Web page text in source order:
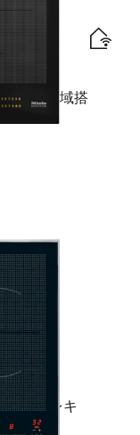
調理領域搭
で、フレキ
す。